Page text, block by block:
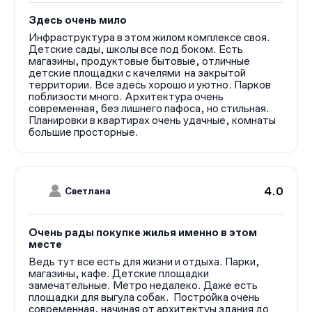
перголы с качелями, скамьи в тени деревьев, для семей
с детьми — игровые пространства с необычным
рельефом, песочницы, горки, качели, для владельцев
собак — специальные места для выгула, для тех, кто
любит проводить время активно — зона воркаута,
теннисные столы. На территории ЖК также появится
пешеходный бульвар с бутиками и кофейнями.
Квартирография и отделка
В ЖК «Преображенская площадь» представлен
широкий выбор планировочных решений — от
однокомнатных до четырехкомнатных квартир,
площадью от 37 до 126 кв. метров. В проекте есть
установки камина, лоты с террасой. Все квартиры
В каждой секции на этаже располагается от 3 до 5
широкоформатное остекление, в домах второй
очереди — панорамное.
Купить квартиру в ЖК «Преображенская площадь»
Здесь очень мило
Инфраструктура в этом жилом комплексе своя.
Детские сады, школы все под боком. Есть
магазины, продуктовые бытовые, отличные
детские площадки с качелями на закрытой
территории. Все здесь хорошо и уютно. Парков
поблизости много. Архитектура очень
современная, без лишнего пафоса, но стильная.
Планировки в квартирах очень удачные, комнаты
большие просторные.
Светлана 4.0
Очень рады покупке жилья именно в этом
месте
Ведь тут все есть для жизни и отдыха. Парки,
магазины, кафе. Детские площадки
замечательные. Метро недалеко. Даже есть
площадки для выгула собак. Постройка очень
современная, начиная от архитектуы здания до